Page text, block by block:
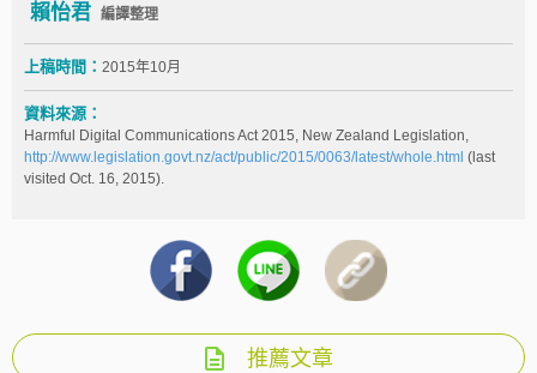
賴怡君 編譯整理
上稿時間： 2015年10月
資料來源：
Harmful Digital Communications Act 2015, New Zealand Legislation,
http://www.legislation.govt.nz/act/public/2015/0063/latest/whole.html (last
visited Oct. 16, 2015).
推薦文章